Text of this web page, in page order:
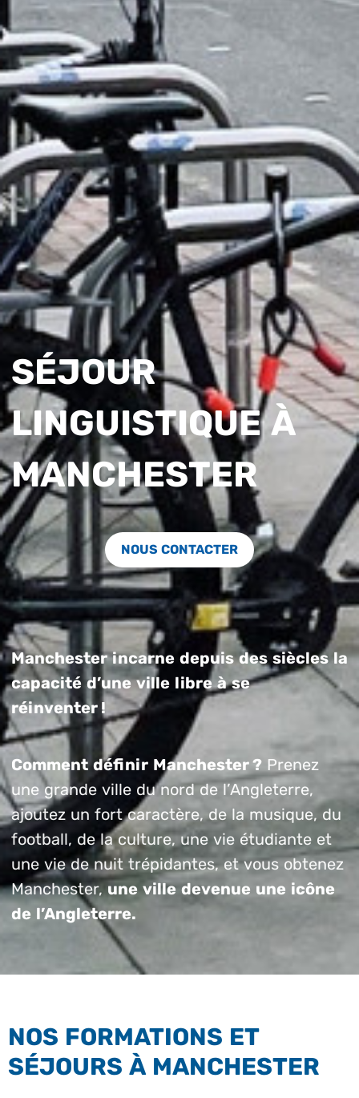
SÉJOUR
LINGUISTIQUE À
MANCHESTER
NOUS CONTACTER
Manchester incarne depuis des siècles la
capacité d’une ville libre à se
réinventer !
Comment définir Manchester ? Prenez
une grande ville du nord de l’Angleterre,
ajoutez un fort caractère, de la musique, du
football, de la culture, une vie étudiante et
une vie de nuit trépidantes, et vous obtenez
Manchester,une ville devenue une icône
de l’Angleterre.
NOS FORMATIONS ET
SÉJOURS À MANCHESTER